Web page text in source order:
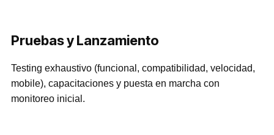
Pruebas y Lanzamiento
Testing exhaustivo (funcional, compatibilidad, velocidad,
mobile), capacitaciones y puesta en marcha con
monitoreo inicial.